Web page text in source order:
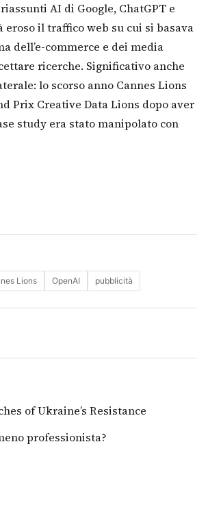
AI di Google, ChatGPT e
eroso il traffico web su cui si basava
dell’e-commerce e dei media
ricerche. Significativo anche
lo scorso anno Cannes Lions
Prix Creative Data Lions dopo aver
study era stato manipolato con
Lions OpenAI pubblicità
of Ukraine’s Resistance
professionista?